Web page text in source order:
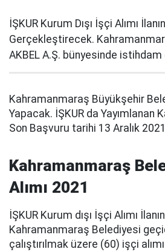
İŞKUR Kurum Dışı İşçi Alımı
Gerçekleştirecek.
AKBEL A.Ş. bünyesinde
Kahramanmaraş Büyükşehir
Yapacak. İŞKUR da Yayımlanan
Son Başvuru tarihi 13 Aralık
Kahramanmaraş
Alımı 2021
İŞKUR Kurum dışı İşçi Alımı
Kahramanmaraş Belediyesi
çalıştırılmak üzere (60) işçi alımı